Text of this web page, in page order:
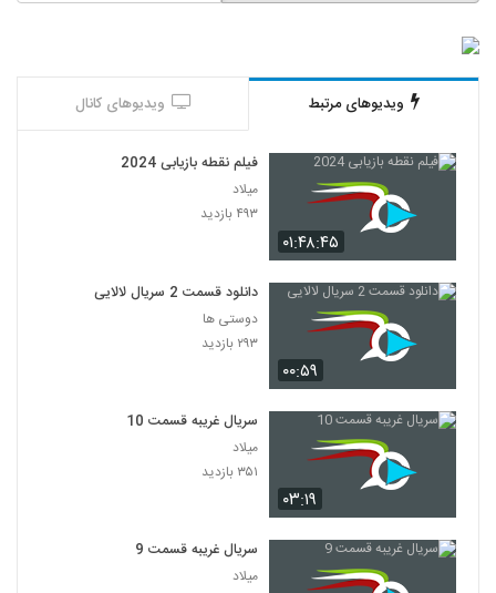
ویدیوهای مرتبط ویدیوهای کانال
۰۱:۴۸:۴۵
فیلم نقطه بازیابی 2024
میلاد
۴۹۳ بازدید
۰۰:۵۹
دانلود قسمت 2 سریال لالایی
دوستی ها
۲۹۳ بازدید
۰۳:۱۹
سریال غریبه قسمت 10
میلاد
۳۵۱ بازدید
سریال غریبه قسمت 9
میلاد